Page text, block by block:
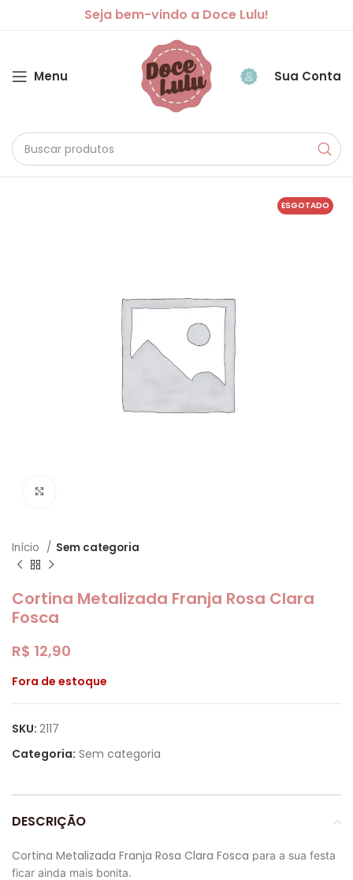
Seja bem-vindo a Doce Lulu!
Menu Sua Conta
ESGOTADO
Início Sem categoria
Cortina Metalizada Franja Rosa Clara
Fosca
R$ 12,90
Fora de estoque
SKU: 2117
Categoria: Sem categoria
DESCRIÇÃO
Cortina Metalizada Franja Rosa Clara Fosca para a sua festa
ficar ainda mais bonita.